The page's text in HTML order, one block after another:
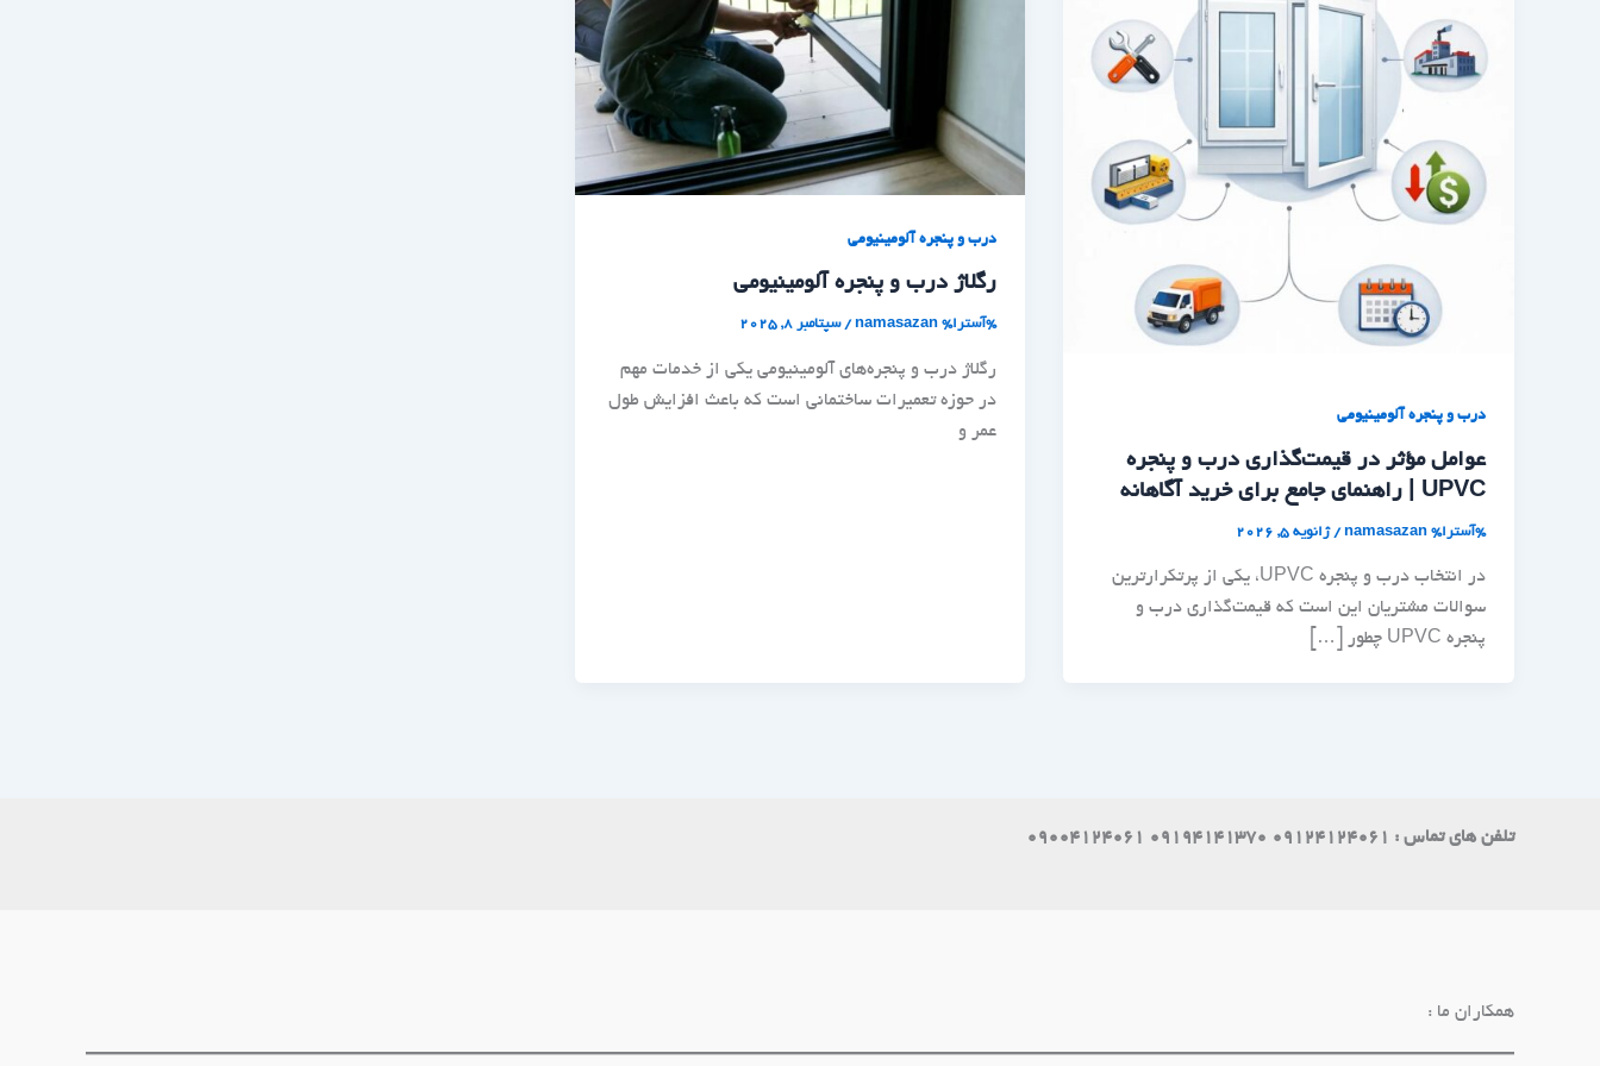
درب و پنجره آلومینیومی
عوامل مؤثر در قیمت‌گذاری درب و پنجره
UPVC | راهنمای جامع برای خرید آگاهانه
%آسترا% namasazan
/ژانویه 5, 2026
در انتخاب درب و پنجره UPVC، یکی از پرتکرارترین
سوالات مشتریان این است که قیمت‌گذاری درب و
پنجره UPVC چطور […]
درب و پنجره آلومینیومی
رگلاژ درب و پنجره آلومینیومی
%آسترا% namasazan
/سپتامبر 8, 2025
رگلاژ درب و پنجره‌های آلومینیومی یکی از خدمات مهم
در حوزه تعمیرات ساختمانی است که باعث افزایش طول
عمر و
تلفن های تماس : 09124124061 09194141370 09004124061
همکاران ما :